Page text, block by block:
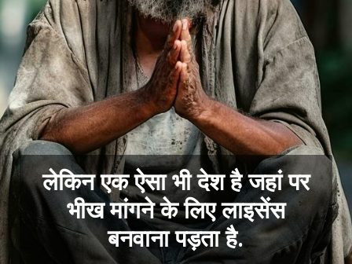
लेकिन एक ऐसा भी देश है जहां पर
भीख मांगने के लिए लाइसेंस
बनवाना पड़ता है.